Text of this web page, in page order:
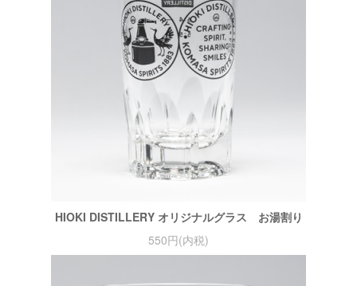
HIOKI DISTILLERY オリジナルグラス お湯割り
550円(内税)